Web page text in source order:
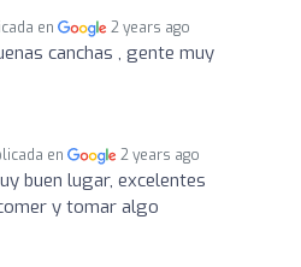
en 2 years ago
canchas , gente muy
en 2 years ago
buen lugar, excelentes
y tomar algo